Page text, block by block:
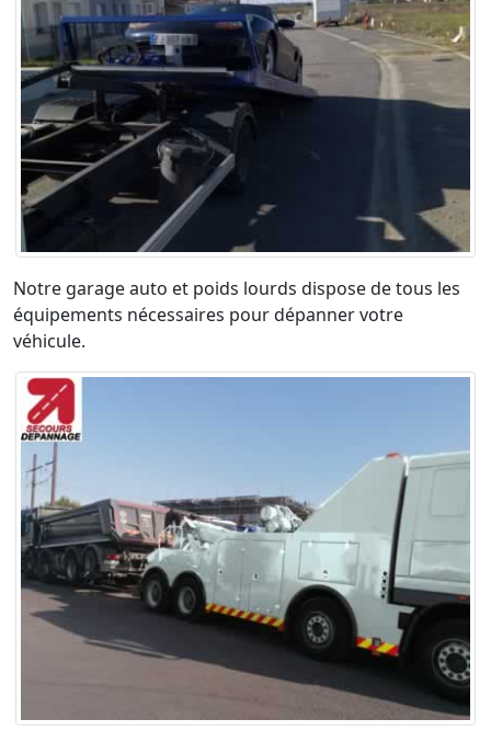
Notre garage auto et poids lourds dispose de tous les
équipements nécessaires pour dépanner votre
véhicule.